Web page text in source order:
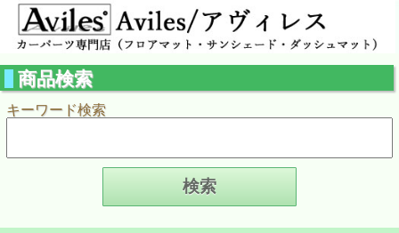
商品検索
キーワード検索